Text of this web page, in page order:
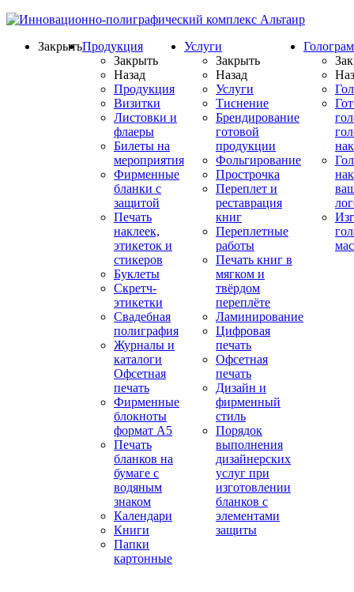
ЗакрытьПродукция
Закрыть
Назад
Продукция
Визитки
Листовки и
флаеры
Билеты на
мероприятия
Фирменные
бланки с
защитой
Печать
наклеек,
этикеток и
стикеров
Буклеты
Скретч-
этикетки
Свадебная
полиграфия
Журналы и
каталоги
Офсетная
печать
Фирменные
блокноты
формат А5
Печать
бланков на
бумаге с
водяным
знаком
Календари
Книги
Папки
картонные
Услуги
Закрыть
Назад
Услуги
Тиснение
Брендирование
готовой
продукции
Фольгирование
Прострочка
Переплет и
реставрация
книг
Переплетные
работы
Печать книг в
мягком и
твёрдом
переплёте
Ламинирование
Цифровая
печать
Офсетная
печать
Дизайн и
фирменный
стиль
Порядок
выполнения
дизайнерских
услуг при
изготовлении
бланков с
элементами
защиты